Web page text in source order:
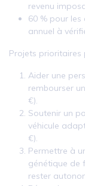
revenu
60 % pour
annuel à
Projets prioritaires
Aider une
rembourser
€).
Soutenir un
véhicule
€).
Permettre à
génétique de
rester